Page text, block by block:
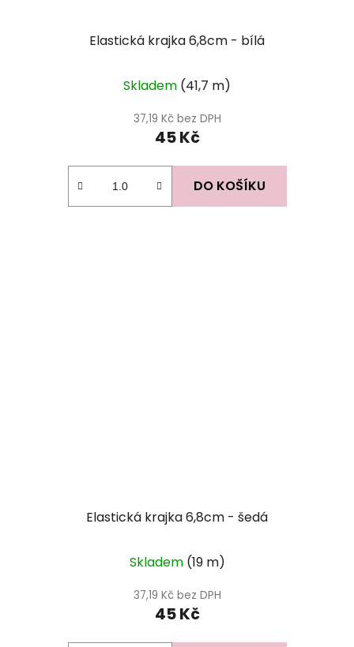
Elastická krajka 6,8cm - bílá
Skladem (41,7 m)
37,19 Kč bez DPH
45 Kč
DO KOŠÍKU
Elastická krajka 6,8cm - šedá
Skladem (19 m)
37,19 Kč bez DPH
45 Kč